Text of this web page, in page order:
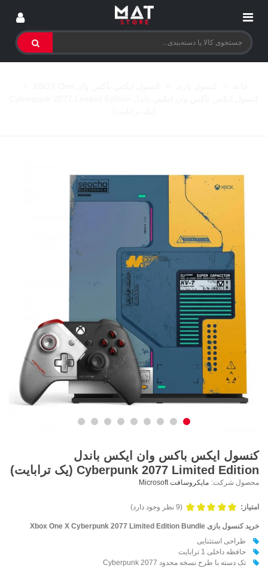
کنسول ایکس باکس وان ایکس باندل
Cyberpunk 2077 Limited Edition (یک ترابایت)
محصول شرکت: مایکروسافت Microsoft
امتیاز: (9 نظر وجود دارد)
خرید کنسول بازی Xbox One X Cyberpunk 2077 Limited Edition Bundle
طراحی استثنایی
حافظه داخلی 1 ترابایت
تک دسته با طرح نسخه محدود Cyberpunk 2077